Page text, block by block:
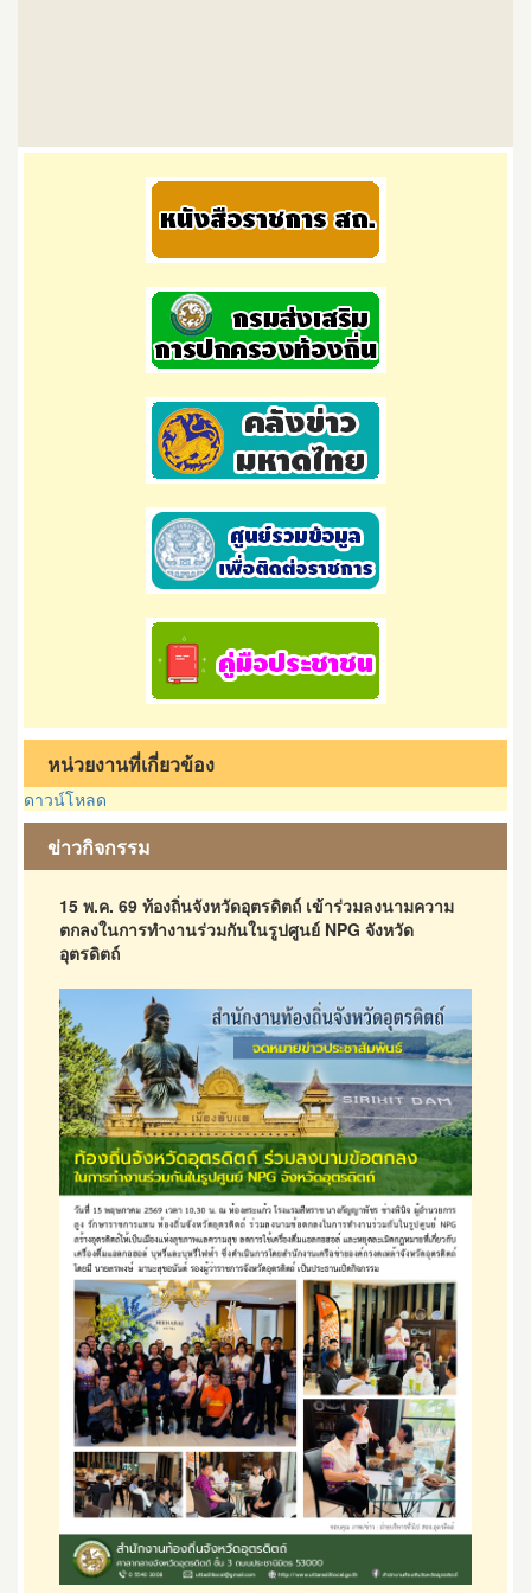
หน่วยงานที่เกี่ยวข้อง
ดาวน์โหลด
ข่าวกิจกรรม
15 พ.ค. 69 ท้องถิ่นจังหวัดอุตรดิตถ์ เข้าร่วมลงนามความ
ตกลงในการทำงานร่วมกันในรูปศูนย์ NPG จังหวัด
อุตรดิตถ์